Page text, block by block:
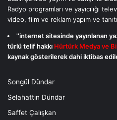
Radyo programları ve yayıcılığı
video, film ve reklam yapım ve
''internet sitesinde yayınlanan
türlü telif hakkı Hürtürk Medya ve
kaynak gösterilerek dahi iktibas
Songül Dündar
Selahattin Dündar
Saffet Çalışkan